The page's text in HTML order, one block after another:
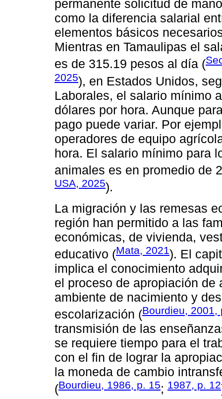
permanente solicitud de
como la diferencia salarial
elementos básicos
Mientras en Tamaulipas el
es de 315.19 pesos al día (
2025), en Estados Unidos,
Laborales, el salario mínimo
dólares por hora. Aunque
pago puede variar. Por
operadores de equipo
hora. El salario mínimo para
animales es en promedio de
USA, 2025).
La migración y las remesas
región han permitido a las
económicas, de vivienda,
educativo (Mata, 2021). El
implica el conocimiento
el proceso de apropiación
ambiente de nacimiento y
escolarización (Bourdieu, 2001,
transmisión de las
se requiere tiempo para el
con el fin de lograr la
la moneda de cambio
(Bourdieu, 1986, p. 15; 1987, p. 12